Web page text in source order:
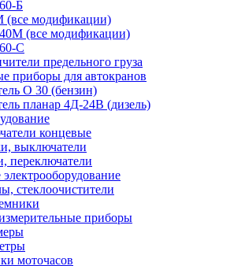
Б
модификации)
(все модификации)
С
предельного груза
приборы для автокранов
О 30 (бензин)
планар 4Д-24В (дизель)
концевые
выключатели
переключатели
стеклоочистители
приборы
моточасов